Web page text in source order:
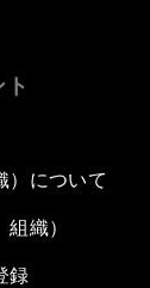
）について
織）
録